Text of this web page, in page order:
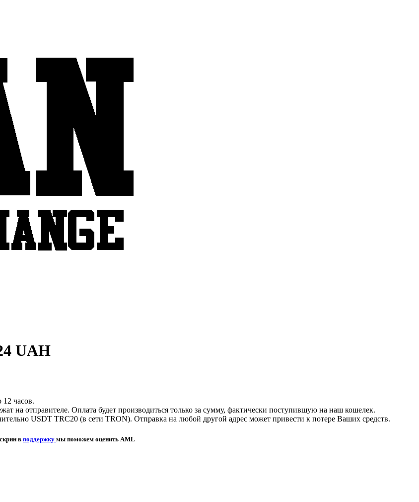
UAH
12 часов.
на отправителе. Оплата будет производиться только за сумму, фактически поступившую на наш кошелек.
USDT TRC20 (в сети TRON). Отправка на любой другой адрес может привести к потере Ваших средств.
в поддержку мы поможем оценить AML